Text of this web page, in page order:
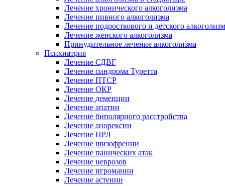
Лечение хронического алкоголизма
Лечение пивного алкоголизма
Лечение подросткового и детского
Лечение женского алкоголизма
Принудительное лечение алкоголизма
Психиатрия
Лечение СДВГ
Лечение синдрома Туретта
Лечение ПТСР
Лечение ОКР
Лечение деменции
Лечение апатии
Лечение биполярного расстройства
Лечение анорексии
Лечение ПРЛ
Лечение шизофрении
Лечение панических атак
Лечение неврозов
Лечение игромании
Лечение астении